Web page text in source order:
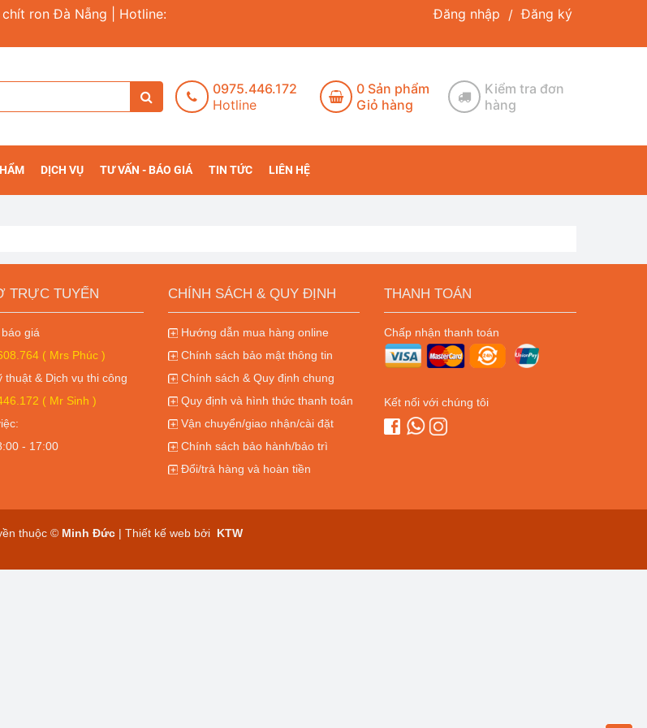
ron Đà Nẵng | Hotline:
Đăng nhập / Đăng ký
0975.446.172
Hotline
0Sản phẩm
Giỏ hàng
Kiểm tra đơn
hàng
DỊCH VỤ TƯ VẤN - BÁO GIÁ TIN TỨC LIÊN HỆ
TRỰC TUYẾN
giá
( Mrs Phúc )
thuật & Dịch vụ thi công
( Mr Sinh )
- 17:00
CHÍNH SÁCH & QUY ĐỊNH
Hướng dẫn mua hàng online
Chính sách bảo mật thông tin
Chính sách & Quy định chung
Quy định và hình thức thanh toán
Vận chuyển/giao nhận/cài đặt
Chính sách bảo hành/bảo trì
Đổi/trả hàng và hoàn tiền
THANH TOÁN
Chấp nhận thanh toán
Kết nối với chúng tôi
thuộc © Minh Đức | Thiết kế web bởi KTW